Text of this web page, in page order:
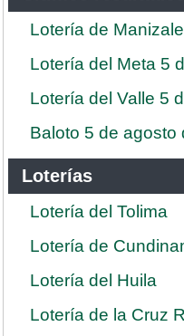
Lotería de
Lotería del Meta 5
Lotería del Valle 5
Baloto 5 de agosto
Loterías
Lotería del Tolima
Lotería de
Lotería del Huila
Lotería de la Cruz